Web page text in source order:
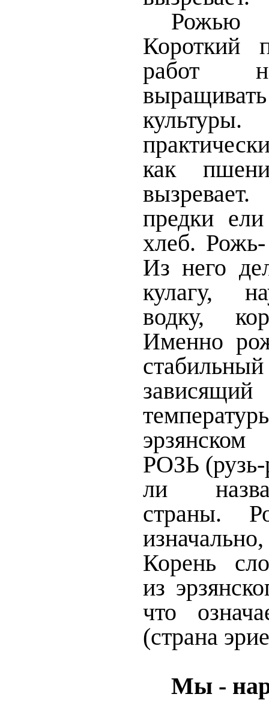
Рожью
Короткий
работ
как
предки
хлеб.
Из него
кулагу,
водку,
Именно
РОЗЬ
ли
страны.
Корень
из
что
(страна
Мы -